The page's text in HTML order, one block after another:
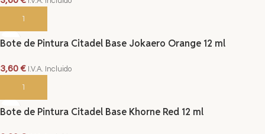
AÑADIR AL CARRITO
Bote de Pintura Citadel Base Jokaero Orange 12 ml
3,60€ I.V.A. Incluido
AÑADIR AL CARRITO
Bote de Pintura Citadel Base Khorne Red 12 ml